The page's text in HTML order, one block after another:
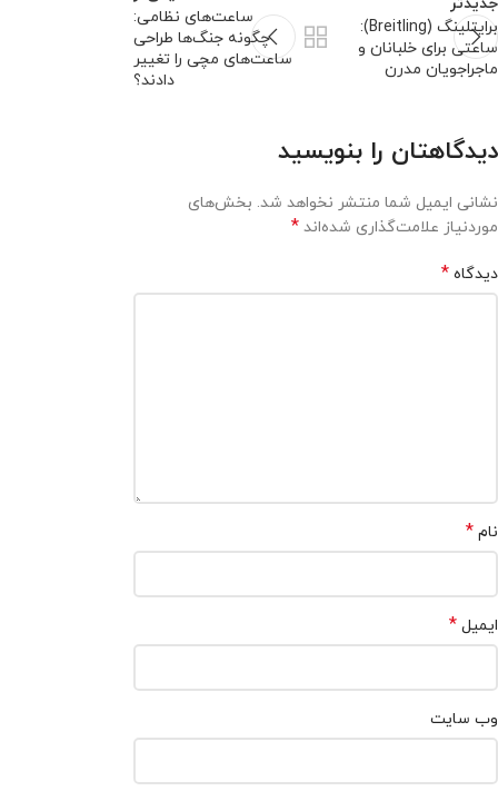
برایتلینگ (Breitling):
ساعتی برای خلبانان و
ماجراجویان مدرن
ساعت‌های نظامی:
چگونه جنگ‌ها طراحی
ساعت‌های مچی را تغییر
دادند؟
دیدگاهتان را بنویسید
نشانی ایمیل شما منتشر نخواهد شد. بخش‌های
موردنیاز علامت‌گذاری شده‌اند *
دیدگاه *
نام *
ایمیل *
وب‌ سایت